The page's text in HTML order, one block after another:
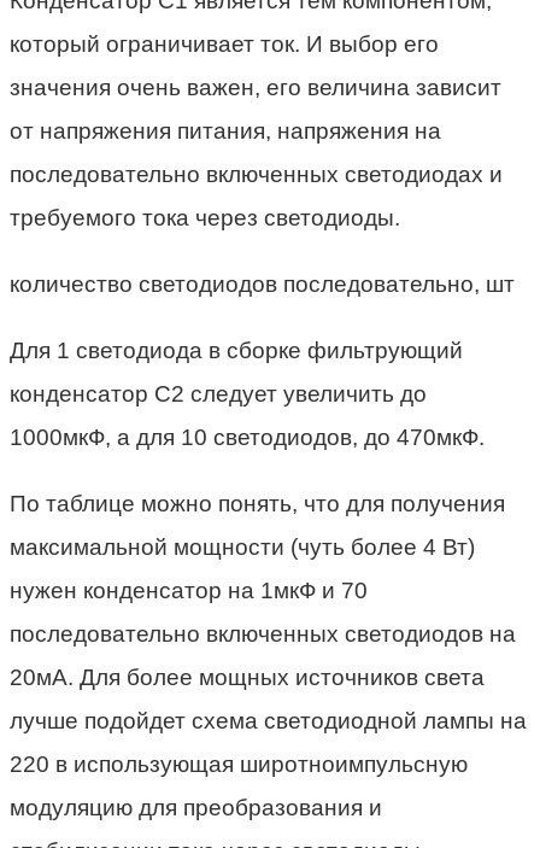
который ограничивает ток. И выбор его
значения очень важен, его величина зависит
от напряжения питания, напряжения на
последовательно включенных светодиодах и
требуемого тока через светодиоды.
количество светодиодов последовательно, шт
Для 1 светодиода в сборке фильтрующий
конденсатор C2 следует увеличить до
1000мкФ, а для 10 светодиодов, до 470мкФ.
По таблице можно понять, что для получения
максимальной мощности (чуть более 4 Вт)
нужен конденсатор на 1мкФ и 70
последовательно включенных светодиодов на
20мА. Для более мощных источников света
лучше подойдет схема светодиодной лампы на
220 в использующая широтноимпульсную
модуляцию для преобразования и